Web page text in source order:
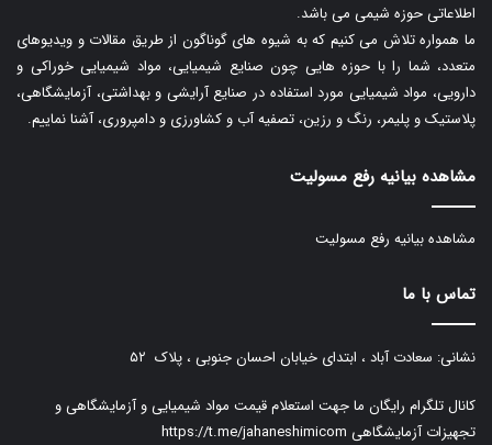
اطلاعاتی حوزه شیمی می باشد.
ما همواره تلاش می کنیم که به شیوه های گوناگون از طریق مقالات و ویدیوهای
متعدد، شما را با حوزه هایی چون صنایع شیمیایی، مواد شیمیایی خوراکی و
دارویی، مواد شیمیایی مورد استفاده در صنایع آرایشی و بهداشتی، آزمایشگاهی،
پلاستیک و پلیمر، رنگ و رزین، تصفیه آب و کشاورزی و دامپروری، آشنا نماییم.
مشاهده بیانیه رفع مسولیت
مشاهده بیانیه رفع مسولیت
تماس با ما
نشانی: سعادت آباد ، ابتدای خیابان احسان جنوبی ، پلاک ۵۲
کانال تلگرام رایگان ما جهت استعلام قیمت مواد شیمیایی و آزمایشگاهی و
تجهیزات آزمایشگاهی https://t.me/jahaneshimicom